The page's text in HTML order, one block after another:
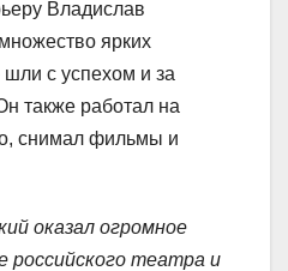
Владислав
ярких
шли с успехом и за
также работал на
снимал фильмы и
оказал огромное
российского театра и